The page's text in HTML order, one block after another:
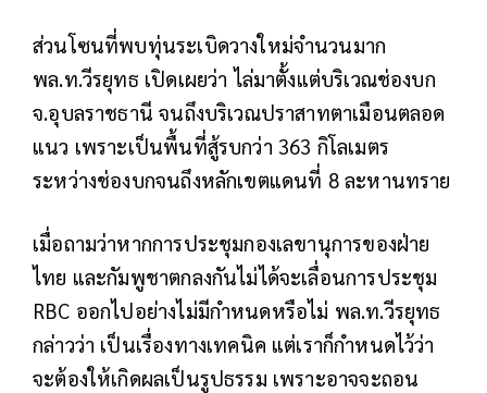
ส่วนโซนที่พบทุ่นระเบิดวางใหม่จำนวนมาก
พล.ท.วีรยุทธ เปิดเผยว่า ไล่มาตั้งแต่บริเวณช่องบก
จ.อุบลราชธานี จนถึงบริเวณปราสาทตาเมือนตลอด
แนว เพราะเป็นพื้นที่สู้รบกว่า 363 กิโลเมตร
ระหว่างช่องบกจนถึงหลักเขตแดนที่ 8 ละหานทราย
เมื่อถามว่าหากการประชุมกองเลขานุการของฝ่าย
ไทย และกัมพูชาตกลงกันไม่ได้จะเลื่อนการประชุม
RBC ออกไปอย่างไม่มีกำหนดหรือไม่ พล.ท.วีรยุทธ
กล่าวว่า เป็นเรื่องทางเทคนิค แต่เราก็กำหนดไว้ว่า
จะต้องให้เกิดผลเป็นรูปธรรม เพราะอาจจะถอน